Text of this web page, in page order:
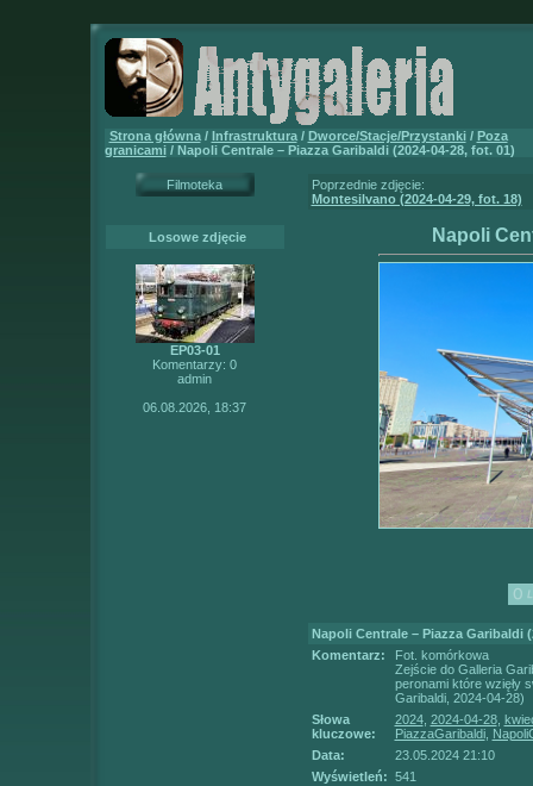
Strona główna/ Infrastruktura/ Dworce/Stacje/Przystanki/ Poza
granicami/ Napoli Centrale – Piazza Garibaldi (2024-04-28, fot. 01)
Filmoteka
Losowe zdjęcie
EP03-01
Komentarzy: 0
admin
06.08.2026, 18:37
Poprzednie zdjęcie:
Montesilvano (2024-04-29, fot. 18)
Napoli
Napoli Centrale – Piazza Garibaldi
Komentarz:
Fot. komórkowa
Zejście do Galleria
peronami które wzięły
Garibaldi, 2024-04-28)
Słowa
kluczowe:
2024, 2024-04-28,
PiazzaGaribaldi,
Data:
23.05.2024 21:10
Wyświetleń: 541